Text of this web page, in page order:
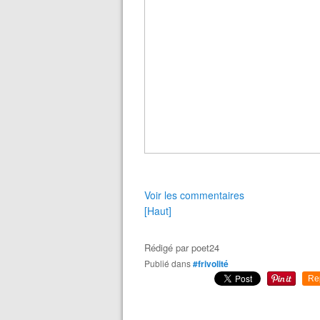
Voir les commentaires
[Haut]
Rédigé parpoet24
Publié dans#frivolité